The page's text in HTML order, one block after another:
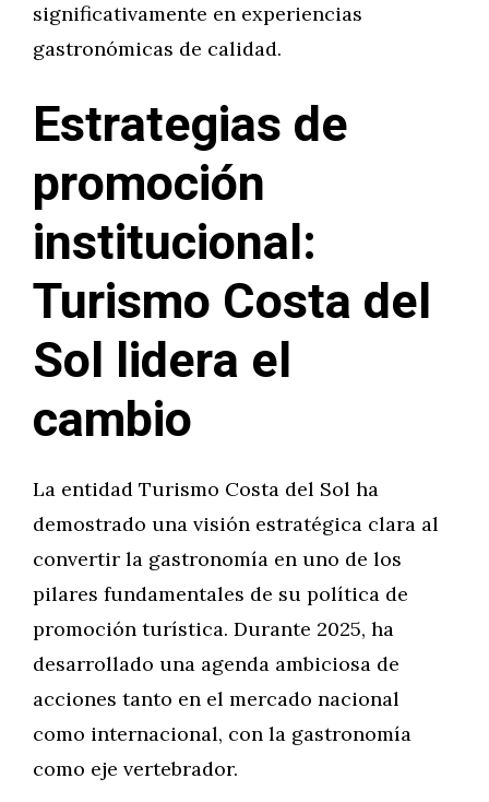
significativamente en experiencias
gastronómicas de calidad.
Estrategias de
promoción
institucional:
Turismo Costa del
Sol lidera el
cambio
La entidad Turismo Costa del Sol ha
demostrado una visión estratégica clara al
convertir la gastronomía en uno de los
pilares fundamentales de su política de
promoción turística. Durante 2025, ha
desarrollado una agenda ambiciosa de
acciones tanto en el mercado nacional
como internacional, con la gastronomía
como eje vertebrador.